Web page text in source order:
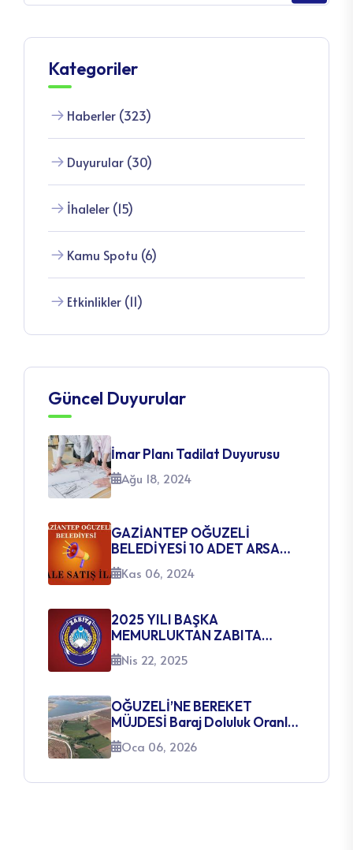
Kategoriler
Haberler (323)
Duyurular (30)
İhaleler (15)
Kamu Spotu (6)
Etkinlikler (11)
Güncel Duyurular
İmar Planı Tadilat Duyurusu
Ağu 18, 2024
GAZİANTEP OĞUZELİ
BELEDİYESİ 10 ADET ARSA
SATIŞ İHALE İLANI
Kas 06, 2024
2025 YILI BAŞKA
MEMURLUKTAN ZABITA
MEMURLUĞUNA GEÇİŞ SINAVI
AÇILACAK KADROLARA
Nis 22, 2025
OĞUZELİ’NE BEREKET
MÜJDESİ Baraj Doluluk Oranları
Yüzleri Güldürüyor
Oca 06, 2026